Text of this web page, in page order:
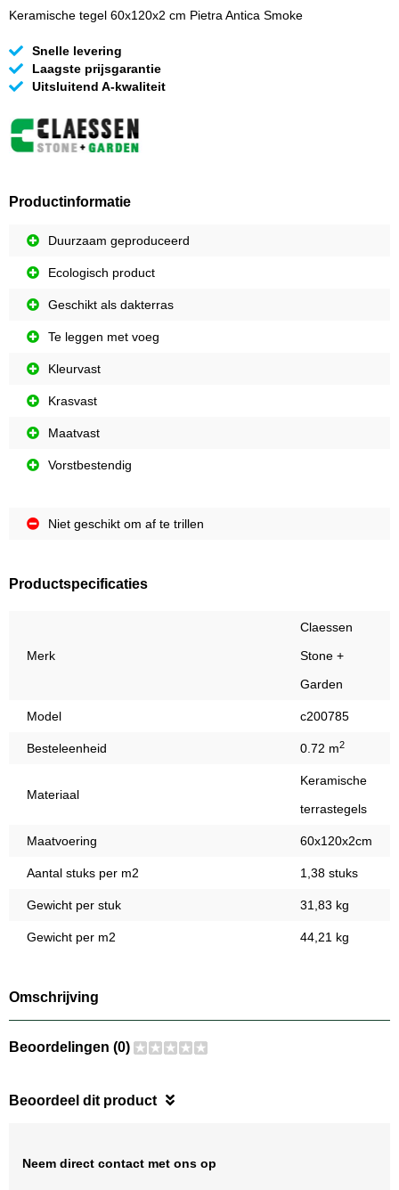
Keramische tegel 60x120x2 cm Pietra Antica Smoke
Snelle levering
Laagste prijsgarantie
Uitsluitend A-kwaliteit
Productinformatie
Duurzaam geproduceerd
Ecologisch product
Geschikt als dakterras
Te leggen met voeg
Kleurvast
Krasvast
Maatvast
Vorstbestendig
Niet geschikt om af te trillen
Productspecificaties
Merk
Claessen
Stone +
Garden
Model c200785
Besteleenheid 0.72 m2
Materiaal
Keramische
terrastegels
Maatvoering 60x120x2cm
Aantal stuks per m2 1,38 stuks
Gewicht per stuk 31,83 kg
Gewicht per m2 44,21 kg
Omschrijving
Beoordelingen (0)
Beoordeel dit product
Neem direct contact met ons op